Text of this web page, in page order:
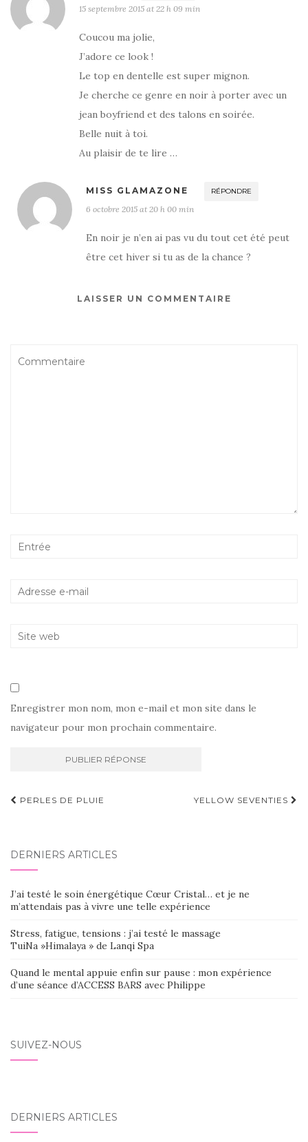
15 septembre 2015 at 22 h 09 min
Coucou ma jolie,
J’adore ce look !
Le top en dentelle est super mignon.
Je cherche ce genre en noir à porter avec un
jean boyfriend et des talons en soirée.
Belle nuit à toi.
Au plaisir de te lire …
MISS GLAMAZONE RÉPONDRE
6 octobre 2015 at 20 h 00 min
En noir je n’en ai pas vu du tout cet été peut
être cet hiver si tu as de la chance ?
LAISSER UN COMMENTAIRE
Enregistrer mon nom, mon e-mail et mon site dans le
navigateur pour mon prochain commentaire.
Navigation
PERLES DE PLUIE YELLOW SEVENTIES
DERNIERS ARTICLES
J’ai testé le soin énergétique Cœur Cristal… et je ne
m’attendais pas à vivre une telle expérience
Stress, fatigue, tensions : j’ai testé le massage
TuiNa »Himalaya » de Lanqi Spa
Quand le mental appuie enfin sur pause : mon expérience
d’une séance d’ACCESS BARS avec Philippe
SUIVEZ-NOUS
DERNIERS ARTICLES